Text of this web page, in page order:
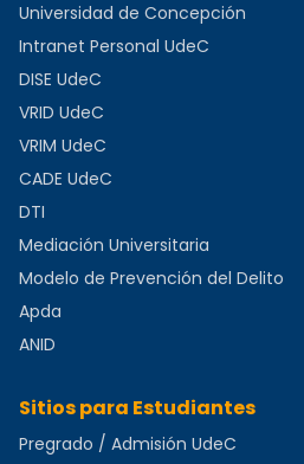
Universidad de Concepción
Intranet Personal UdeC
DISE UdeC
VRID UdeC
VRIM UdeC
CADE UdeC
DTI
Mediación Universitaria
Modelo de Prevención del Delito
Apda
ANID
Sitios para Estudiantes
Pregrado / Admisión UdeC